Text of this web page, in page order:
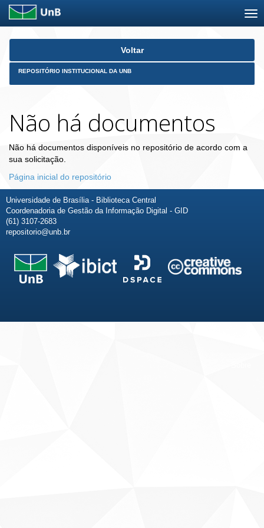
Skip
Voltar
REPOSITÓRIO INSTITUCIONAL DA UNB
Não há documentos
Não há documentos disponíveis no repositório de acordo com a
sua solicitação.
Página inicial do repositório
Universidade de Brasília - Biblioteca Central
Coordenadoria de Gestão da Informação Digital - GID
(61) 3107-2683
repositorio@unb.br